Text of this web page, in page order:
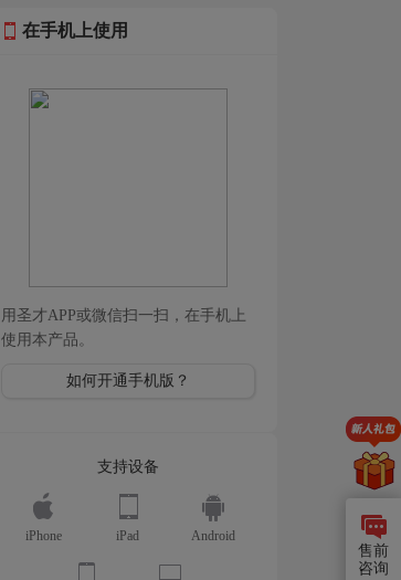
在手机上使用
用圣才APP或微信扫一扫，在手机上
使用本产品。
如何开通手机版？
支持设备
iPhone iPad Android
售前
咨询